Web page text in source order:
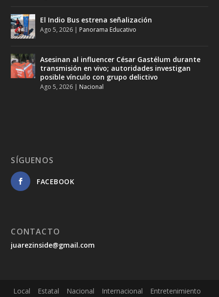
El Indio Bus estrena señalización
Ago 5, 2026 | Panorama Educativo
Asesinan al influencer César Gastélum durante
transmisión en vivo; autoridades investigan
posible vínculo con grupo delictivo
Ago 5, 2026 | Nacional
SÍGUENOS
FACEBOOK
CONTACTO
juarezinside@gmail.com
Local Estatal Nacional Internacional Entretenimiento